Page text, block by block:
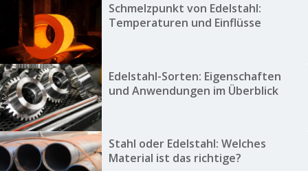
Schmelzpunkt von Edelstahl:
Temperaturen und Einflüsse
Edelstahl-Sorten: Eigenschaften
und Anwendungen im Überblick
Stahl oder Edelstahl: Welches
Material ist das richtige?